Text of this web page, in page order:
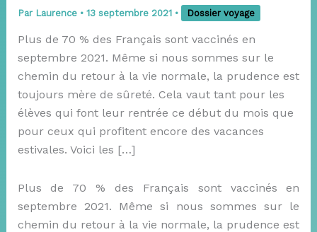
Par Laurence • 13 septembre 2021 • Dossier voyage
Plus de 70 % des Français sont vaccinés en
septembre 2021. Même si nous sommes sur le
chemin du retour à la vie normale, la prudence est
toujours mère de sûreté. Cela vaut tant pour les
élèves qui font leur rentrée ce début du mois que
pour ceux qui profitent encore des vacances
estivales. Voici les […]
Plus de 70 % des Français sont vaccinés en
septembre 2021. Même si nous sommes sur le
chemin du retour à la vie normale, la prudence est